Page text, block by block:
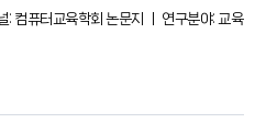
은 비판적 검증보다 프롬프트 작성 전략
있었다. 그리고 생성형 AI 고도활용에 대
롬프트-검증결핍형, 저프롬프트-검증우
로 도출되었다. 또한 이러한 유형에 따라
에서 유의한 차이가
: 컴퓨터교육학회 논문지 ㅣ 연구분야: 교육